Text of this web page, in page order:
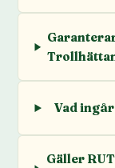
Vad
Gäller